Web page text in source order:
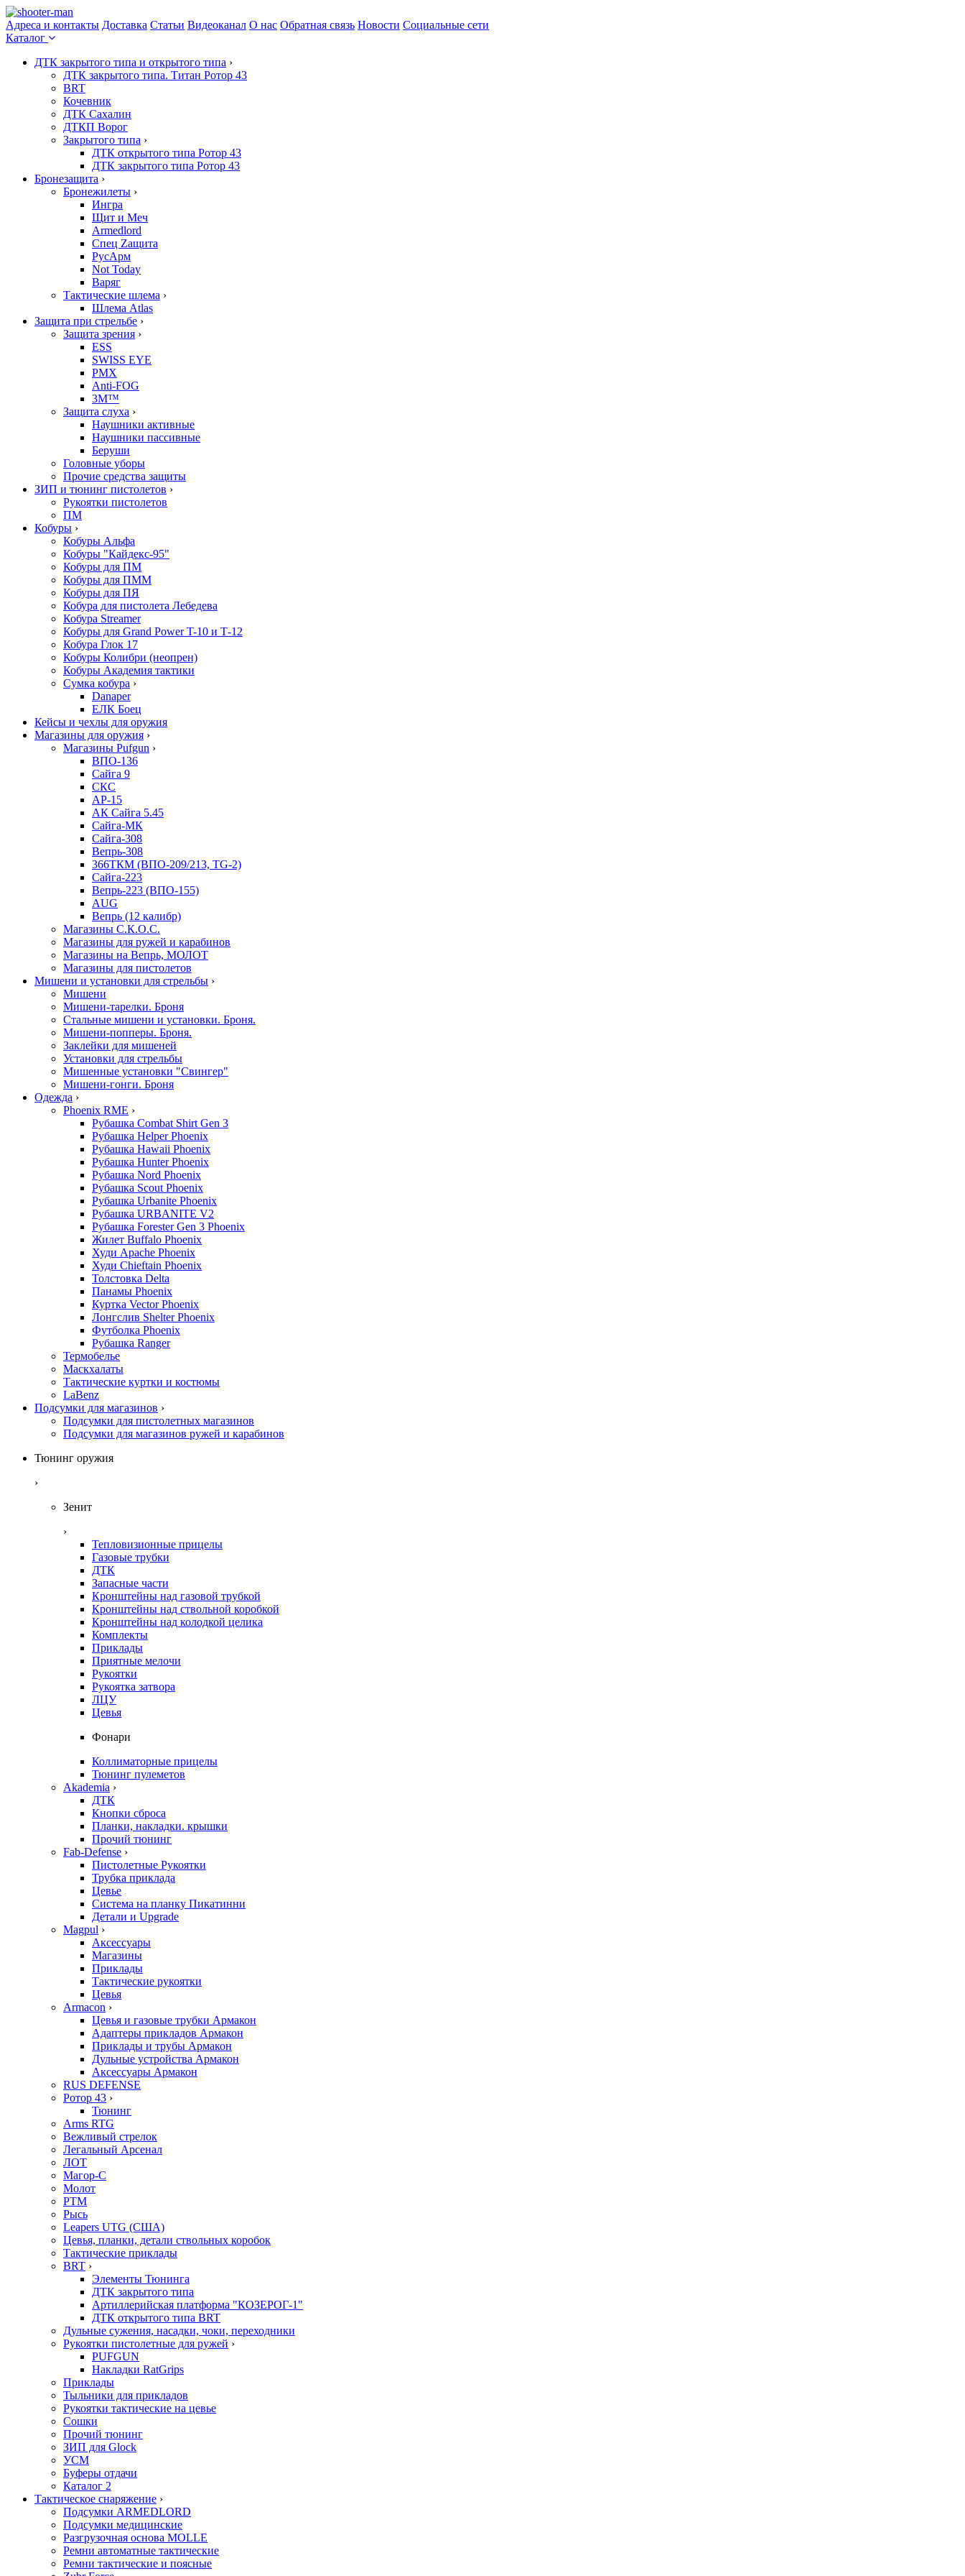
Адреса и контакты Доставка Статьи Видеоканал О нас Обратная связь Новости Социальные сети
Каталог
ДТК закрытого типа и открытого типа ›
ДТК закрытого типа. Титан Ротор 43
BRT
Кочевник
ДТК Сахалин
ДТКП Ворог
Закрытого типа ›
ДТК открытого типа Ротор 43
ДТК закрытого типа Ротор 43
Бронезащита ›
Бронежилеты ›
Ингра
Щит и Меч
Armedlord
Спец Zащита
РусАрм
Not Today
Варяг
Тактические шлема ›
Шлема Atlas
Защита при стрельбе ›
Защита зрения ›
ESS
SWISS EYE
PMX
Anti-FOG
3M™
Защита слуха ›
Наушники активные
Наушники пассивные
Беруши
Головные уборы
Прочие средства защиты
ЗИП и тюнинг пистолетов ›
Рукоятки пистолетов
ПМ
Кобуры ›
Кобуры Альфа
Кобуры "Кайдекс-95"
Кобуры для ПМ
Кобуры для ПММ
Кобуры для ПЯ
Кобура для пистолета Лебедева
Кобура Streamer
Кобуры для Grand Power T-10 и Т-12
Кобура Глок 17
Кобуры Колибри (неопрен)
Кобуры Академия тактики
Сумка кобура ›
Danaper
ЕЛК Боец
Кейсы и чехлы для оружия
Магазины для оружия ›
Магазины Pufgun ›
ВПО-136
Сайга 9
СКС
АР-15
АК Сайга 5.45
Сайга-МК
Сайга-308
Вепрь-308
366ТКМ (ВПО-209/213, TG-2)
Сайга-223
Вепрь-223 (ВПО-155)
AUG
Вепрь (12 калибр)
Магазины С.К.О.С.
Магазины для ружей и карабинов
Магазины на Вепрь, МОЛОТ
Магазины для пистолетов
Мишени и установки для стрельбы ›
Мишени
Мишени-тарелки. Броня
Стальные мишени и установки. Броня.
Мишени-попперы. Броня.
Заклейки для мишеней
Установки для стрельбы
Мишенные установки "Свингер"
Мишени-гонги. Броня
Одежда ›
Phoenix RME ›
Рубашка Combat Shirt Gen 3
Рубашка Helper Phoenix
Рубашка Hawaii Phoenix
Рубашка Hunter Phoenix
Рубашка Nord Phoenix
Рубашка Scout Phoenix
Рубашка Urbanite Phoenix
Рубашка URBANITE V2
Рубашка Forester Gen 3 Phoenix
Жилет Buffalo Phoenix
Худи Apache Phoenix
Худи Chieftain Phoenix
Толстовка Delta
Панамы Phoenix
Куртка Vector Phoenix
Лонгслив Shelter Phoenix
Футболка Phoenix
Рубашка Ranger
Термобелье
Маскхалаты
Тактические куртки и костюмы
LaBenz
Подсумки для магазинов ›
Подсумки для пистолетных магазинов
Подсумки для магазинов ружей и карабинов
Тюнинг оружия
›
Зенит
›
Тепловизионные прицелы
Газовые трубки
ДТК
Запасные части
Кронштейны над газовой трубкой
Кронштейны над ствольной коробкой
Кронштейны над колодкой целика
Комплекты
Приклады
Приятные мелочи
Рукоятки
Рукоятка затвора
ЛЦУ
Цевья
Фонари
Коллиматорные прицелы
Тюнинг пулеметов
Akademia ›
ДТК
Кнопки сброса
Планки, накладки. крышки
Прочий тюнинг
Fab-Defense ›
Пистолетные Рукоятки
Трубка приклада
Цевье
Система на планку Пикатинни
Детали и Upgrade
Magpul ›
Аксессуары
Магазины
Приклады
Тактические рукоятки
Цевья
Armacon ›
Цевья и газовые трубки Армакон
Адаптеры прикладов Армакон
Приклады и трубы Армакон
Дульные устройства Армакон
Аксессуары Армакон
RUS DEFENSE
Ротор 43 ›
Тюнинг
Arms RTG
Вежливый стрелок
Легальный Арсенал
ЛОТ
Магор-С
Молот
РТМ
Рысь
Leapers UTG (США)
Цевья, планки, детали ствольных коробок
Тактические приклады
BRT ›
Элементы Тюнинга
ДТК закрытого типа
Артиллерийская платформа "КОЗЕРОГ-1"
ДТК открытого типа BRT
Дульные сужения, насадки, чоки, переходники
Рукоятки пистолетные для ружей ›
PUFGUN
Накладки RatGrips
Приклады
Тыльники для прикладов
Рукоятки тактические на цевье
Сошки
Прочий тюнинг
ЗИП для Glock
УСМ
Буферы отдачи
Каталог 2
Тактическое снаряжение ›
Подсумки ARMEDLORD
Подсумки медицинские
Разгрузочная основа MOLLE
Ремни автоматные тактические
Ремни тактические и поясные